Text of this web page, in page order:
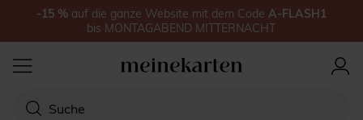
-15 % auf die ganze Website mit dem Code A-FLASH1
bis MONTAGABEND MITTERNACHT